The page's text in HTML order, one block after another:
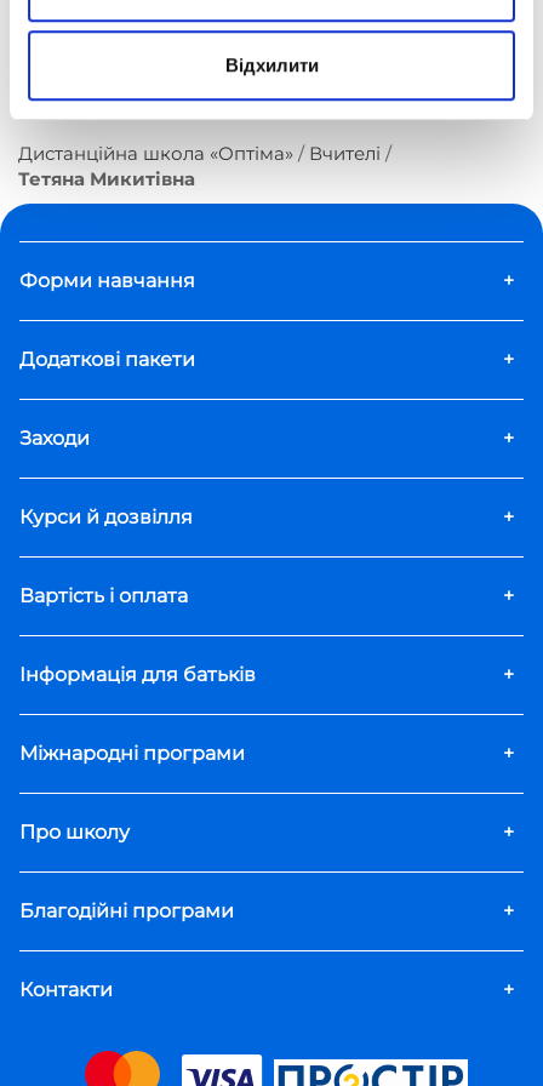
Відхилити
вимагає великої відповідальності та здібності
зацікавлювати учнів, щоб вони навчалися з радістю.
Дистанційна школа «Оптіма»
Вчителі
Тетяна Микитівна
Форми навчання +
Додаткові пакети +
Заходи +
Курси й дозвілля +
Вартість і оплата +
Інформація для батьків +
Міжнародні програми +
Про школу +
Благодійні програми +
Контакти +